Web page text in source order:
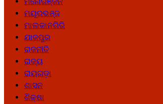
ମୟୂରଭଞ୍ଜ
ମାଲକାନଗିରି
ଯାଜପୁର
ରାଜନୀତି
ରାଜ୍ୟ
ରାୟଗଡ଼ା
ଶାସନ
ଶିକ୍ଷା